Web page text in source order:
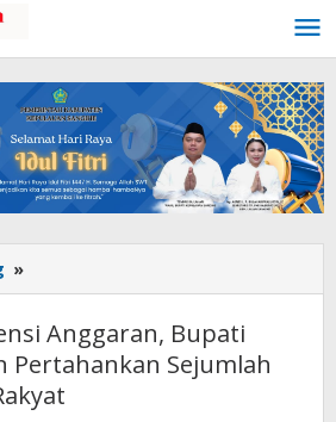
»
Efisiensi
Bupati
Delis
Tegaskan
Anggaran, Bupati
Pertahankan Sejumlah